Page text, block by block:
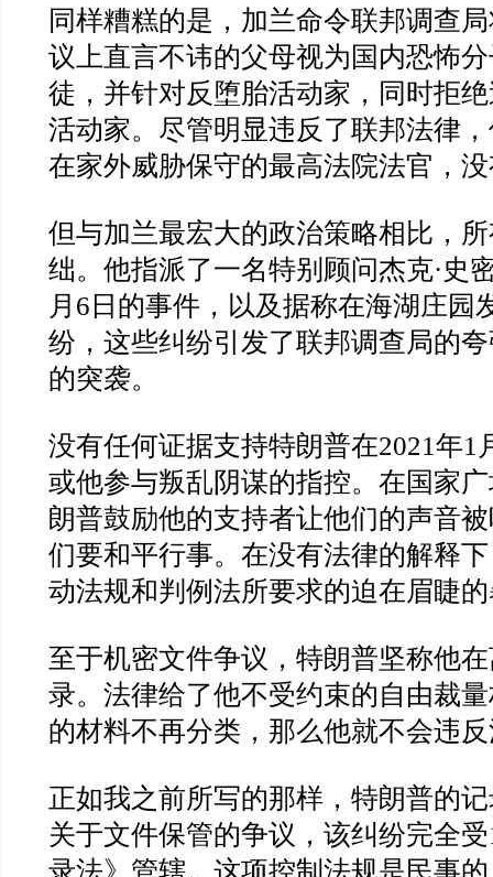
同样糟糕的是，加兰命令联邦调查
议上直言不讳的父母视为国内恐怖
徒，并针对反堕胎活动家，同时拒
活动家。尽管明显违反了联邦法律
在家外威胁保守的最高法院法官，
但与加兰最宏大的政治策略相比，
绌。他指派了一名特别顾问杰克·史
月 6 日的事件，以及据称在海湖庄园
纷，这些纠纷引发了联邦调查局的
的突袭。
没有任何证据支持特朗普在2021年1
或他参与叛乱阴谋的指控。在国家
朗普鼓励他的支持者让他们的声音
们要和平行事。在没有法律的解释
动法规和判例法所要求的迫在眉睫
至于机密文件争议，特朗普坚称他
录。法律给了他不受约束的自由裁
的材料不再分类，那么他就不会违
正如我之前所写的那样，特朗普的
关于文件保管的争议，该纠纷完全受